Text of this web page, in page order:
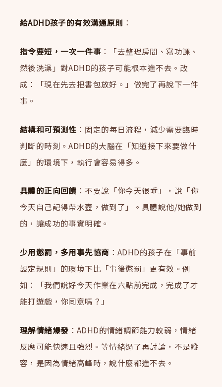
給ADHD孩子的有效溝通原則 ：
指令要短，一次一件事 ：「去整理房間、寫功課、
然後洗澡」對ADHD的孩子可能根本進不去。改
成：「現在先去把書包放好。」做完了再說下一件
事。
結構和可預測性 ：固定的每日流程，減少需要臨時
判斷的時刻。ADHD的大腦在「知道接下來要做什
麼」的環境下，執行會容易得多。
具體的正向回饋 ：不要說「你今天很乖」，說「你
今天自己記得帶水壺，做到了」。具體說他/她做到
的，讓成功的事實明確。
少用懲罰，多用事先協商 ：ADHD的孩子在「事前
設定規則」的環境下比「事後懲罰」更有效。例
如：「我們說好今天作業在六點前完成，完成了才
能打遊戲，你同意嗎？」
理解情緒爆發 ：ADHD的情緒調節能力較弱，情緒
反應可能快速且強烈。等情緒過了再討論，不是縱
容，是因為情緒高峰時，說什麼都進不去。